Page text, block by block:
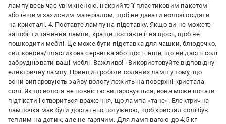
лампу весь час увімкненою, накрийте її пластиковим пакетом
або іншим захисним матеріалом, щоб не давати волозі осідати
на кристалі. 4. Поставте лампу на підставку. Якщо ви не можете
запобігти танення лампи, краще поставте її на щось, щоб не
пошкодити меблі. Це може бути підставка для чашки, блюдечко,
силіконова/пластикова серветка або щось інше, що не дасть солі
забруднювати ваші меблі. Важливо! · Використовуйте відповідну
електричну лампу. Принцип роботи соляних ламп у тому, що
вони випаровують зайву вологу лежить на поверхні кристала
солі. Якщо волога не повністю випаровується, вона може почати
підтікати і створиться враження, що лампа «тане». Електрична
лампочка має бути достатньо потужною, щоб кристал солі був
теплим на дотик, але не гарячим. Для ламп вагою до 4,5 кг